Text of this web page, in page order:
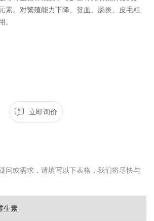
素。对繁殖能力下降、贫血、肠炎、皮毛粗
。
立即询价
问或需求，请填写以下表格，我们将尽快与